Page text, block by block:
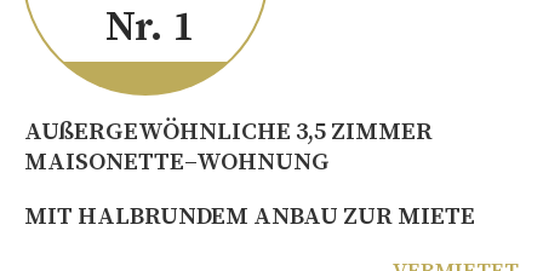
Nr. 1
AUßERGEWÖHNLICHE 3,5 ZIMMER
MAISONETTE–WOHNUNG
MIT HALBRUNDEM ANBAU ZUR MIETE